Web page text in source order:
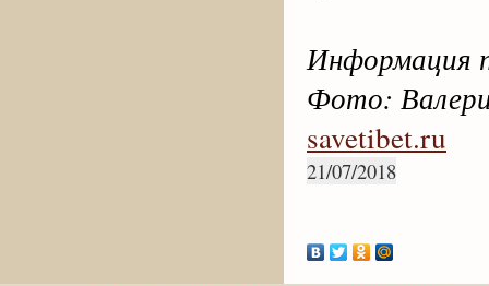
Информация
Фото:
savetibet.ru
21/07/2018